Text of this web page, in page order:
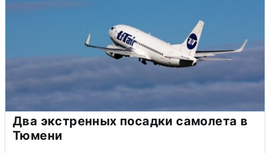
Два экстренных посадки самолета в
Тюмени